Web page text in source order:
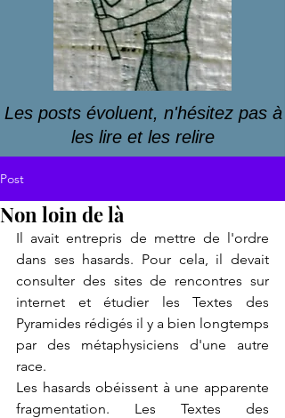
Les posts évoluent, n'hésitez pas à
les lire et les relire
Post
Non loin de là
Il avait entrepris de mettre de l'ordre
dans ses hasards. Pour cela, il devait
consulter des sites de rencontres sur
internet et étudier les Textes des
Pyramides rédigés il y a bien longtemps
par des métaphysiciens d'une autre
race.
Les hasards obéissent à une apparente
fragmentation. Les Textes des